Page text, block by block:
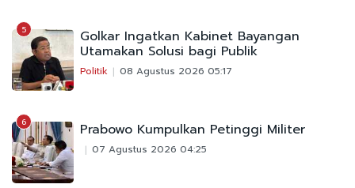
5 Golkar Ingatkan Kabinet Bayangan
Utamakan Solusi bagi Publik
Politik 08 Agustus 2026 05:17
6 Prabowo Kumpulkan Petinggi Militer
07 Agustus 2026 04:25